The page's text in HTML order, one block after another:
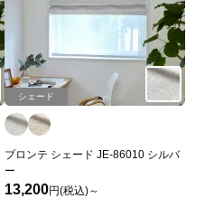
シェード
ブロンテ シェード JE-86010 シルバ
ー
13,200円(税込)～